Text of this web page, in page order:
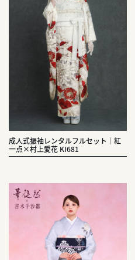
成人式振袖レンタルフルセット｜紅
一点×村上愛花 KI681